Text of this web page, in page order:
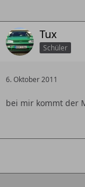
Tux
Schüler
6. Oktober 2011
bei mir kommt der